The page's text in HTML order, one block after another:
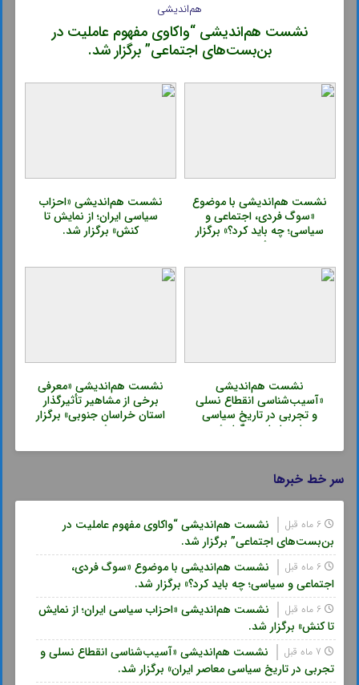
هم‌اندیشی
نشست هم‌اندیشی “واکاوی مفهوم عاملیت در
بن‌بست‌های اجتماعی” برگزار شد.
نشست هم‌اندیشی با موضوع
«سوگ فردی، اجتماعی و
سیاسی؛ چه باید کرد؟» برگزار
شد.
نشست هم‌اندیشی «احزاب
سیاسی ایران؛ از نمایش تا
کنش» برگزار شد.
نشست هم‌اندیشی
«آسیب‌شناسی انقطاع نسلی
و تجربی در تاریخ سیاسی
معاصر ایران» برگزار شد.
نشست هم‌اندیشی «معرفی
برخی از مشاهیر تأثیرگذار
استان خراسان جنوبی» برگزار
شد.
سر خط خبرها
نشست هم‌اندیشی “واکاوی مفهوم عاملیت در
بن‌بست‌های اجتماعی” برگزار شد.
نشست هم‌اندیشی با موضوع «سوگ فردی،
اجتماعی و سیاسی؛ چه باید کرد؟» برگزار شد.
نشست هم‌اندیشی «احزاب سیاسی ایران؛ از نمایش
تا کنش» برگزار شد.
نشست هم‌اندیشی «آسیب‌شناسی انقطاع نسلی و
تجربی در تاریخ سیاسی معاصر ایران» برگزار شد.